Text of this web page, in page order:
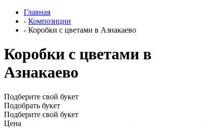
Главная
- Композиции
- Коробки с цветами в Азнакаево
Коробки с цветами в
Азнакаево
Подберите свой букет
Подобрать букет
Подберите свой букет
Цена